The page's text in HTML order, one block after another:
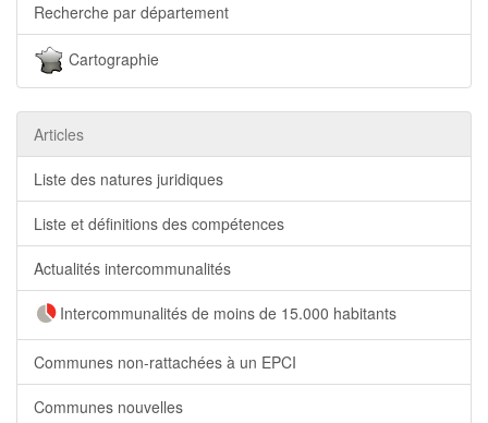
Recherche par département
Cartographie
Articles
Liste des natures juridiques
Liste et définitions des compétences
Actualités intercommunalités
Intercommunalités de moins de 15.000 habitants
Communes non-rattachées à un EPCI
Communes nouvelles